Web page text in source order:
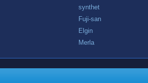
synthet
Fuji-san
Elgin
Merla